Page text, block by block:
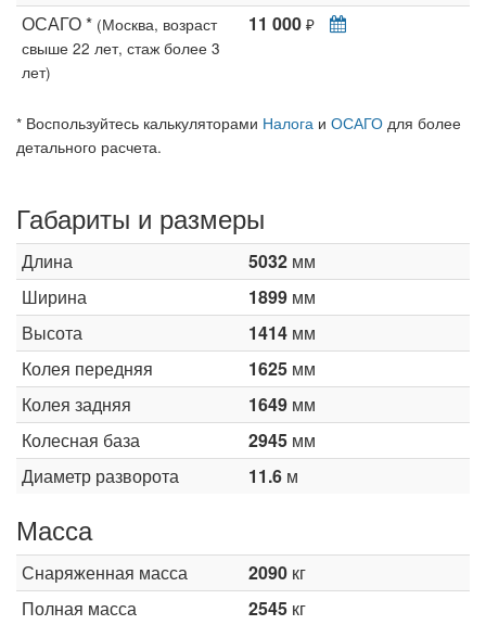
ОСАГО * (Москва, возраст
свыше 22 лет, стаж более 3
лет)
11 000 ₽
* Воспользуйтесь калькуляторами Налога и ОСАГО для более
детального расчета.
Габариты и размеры
Длина 5032 мм
Ширина
1899 мм
Высота
1414 мм
Колея передняя
1625 мм
Колея задняя
1649 мм
Колесная база
2945 мм
Диаметр разворота
11.6 м
Масса
Снаряженная масса 2090 кг
Полная масса
2545 кг